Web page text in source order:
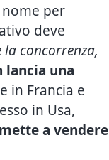
per
deve
la concorrenza,
lancia una
in Francia e
in Usa,
a vendere